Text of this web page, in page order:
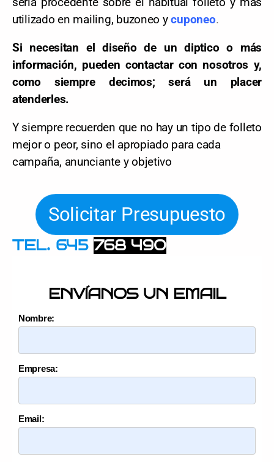
utilizado en mailing, buzoneo y cuponeo.
Si necesitan el diseño de un diptico o más
información, pueden contactar con nosotros y,
como siempre decimos; será un placer
atenderles.
Y siempre recuerden que no hay un tipo de folleto
mejor o peor, sino el apropiado para cada
campaña, anunciante y objetivo
Solicitar Presupuesto
TEL. 645 768 490
ENVÍANOS UN EMAIL
Nombre:
Empresa:
Email: